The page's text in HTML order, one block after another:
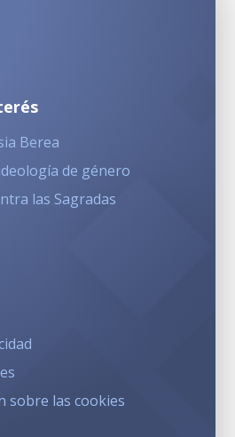
Berea
de género
las Sagradas
sobre las cookies